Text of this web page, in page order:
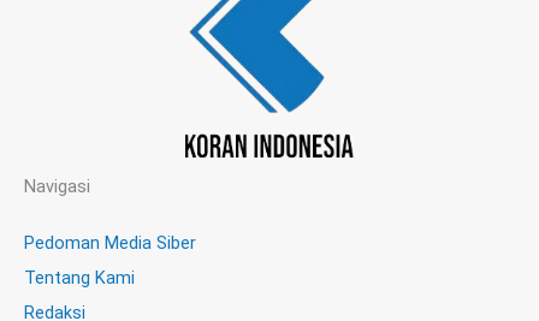
Navigasi
Pedoman Media Siber
Tentang Kami
Redaksi